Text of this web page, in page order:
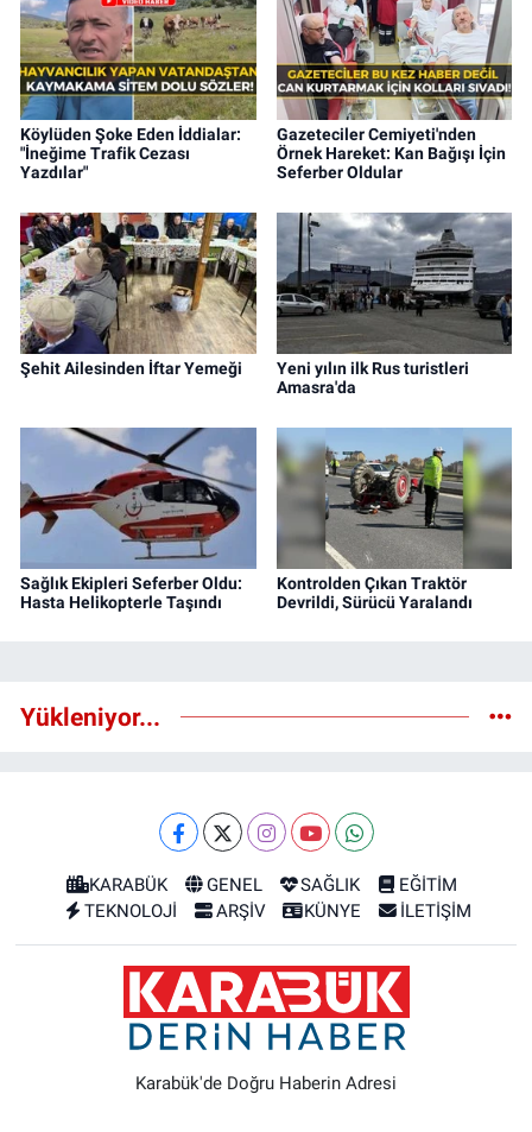
Köylüden Şoke Eden İddialar:
"İneğime Trafik Cezası
Yazdılar"
Gazeteciler Cemiyeti'nden
Örnek Hareket: Kan Bağışı İçin
Seferber Oldular
Şehit Ailesinden İftar Yemeği
Yeni yılın ilk Rus turistleri
Amasra'da
Sağlık Ekipleri Seferber Oldu:
Hasta Helikopterle Taşındı
Kontrolden Çıkan Traktör
Devrildi, Sürücü Yaralandı
Yükleniyor...
KARABÜK GENEL SAĞLIK
EĞİTİM
TEKNOLOJİ
ARŞİV KÜNYE İLETİŞİM
Karabük'de Doğru Haberin Adresi